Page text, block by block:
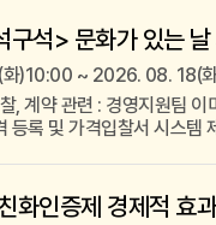
석> 문화가 있는 날
)10:00 ~ 2026. 08. 18(
, 계약 관련 : 경영지원
등록 및 가격입찰서 시스
화인증제 경제적 효